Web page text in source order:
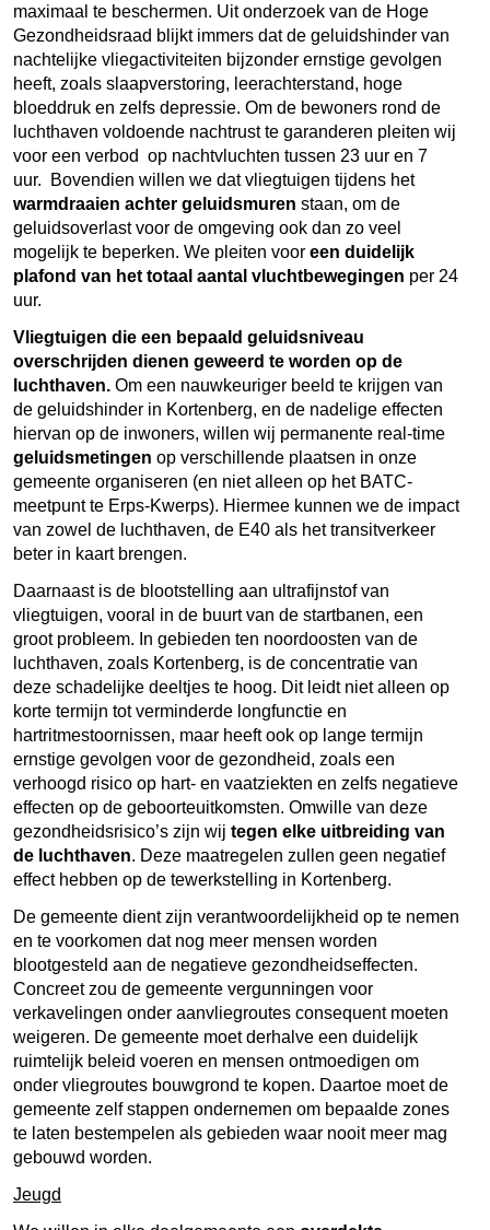
maximaal te beschermen. Uit onderzoek van de Hoge
Gezondheidsraad blijkt immers dat de geluidshinder van
nachtelijke vliegactiviteiten bijzonder ernstige gevolgen
heeft, zoals slaapverstoring, leerachterstand, hoge
bloeddruk en zelfs depressie. Om de bewoners rond de
luchthaven voldoende nachtrust te garanderen pleiten wij
voor een verbod op nachtvluchten tussen 23 uur en 7
uur. Bovendien willen we dat vliegtuigen tijdens het
warmdraaien achter geluidsmuren staan, om de
geluidsoverlast voor de omgeving ook dan zo veel
mogelijk te beperken. We pleiten voor een duidelijk
plafond van het totaal aantal vluchtbewegingen per 24
uur.
Vliegtuigen die een bepaald geluidsniveau
overschrijden dienen geweerd te worden op de
luchthaven. Om een nauwkeuriger beeld te krijgen van
de geluidshinder in Kortenberg, en de nadelige effecten
hiervan op de inwoners, willen wij permanente real-time
geluidsmetingen op verschillende plaatsen in onze
gemeente organiseren (en niet alleen op het BATC-
meetpunt te Erps-Kwerps). Hiermee kunnen we de impact
van zowel de luchthaven, de E40 als het transitverkeer
beter in kaart brengen.
Daarnaast is de blootstelling aan ultrafijnstof van
vliegtuigen, vooral in de buurt van de startbanen, een
groot probleem. In gebieden ten noordoosten van de
luchthaven, zoals Kortenberg, is de concentratie van
deze schadelijke deeltjes te hoog. Dit leidt niet alleen op
korte termijn tot verminderde longfunctie en
hartritmestoornissen, maar heeft ook op lange termijn
ernstige gevolgen voor de gezondheid, zoals een
verhoogd risico op hart- en vaatziekten en zelfs negatieve
effecten op de geboorteuitkomsten. Omwille van deze
gezondheidsrisico’s zijn wij tegen elke uitbreiding van
de luchthaven. Deze maatregelen zullen geen negatief
effect hebben op de tewerkstelling in Kortenberg.
De gemeente dient zijn verantwoordelijkheid op te nemen
en te voorkomen dat nog meer mensen worden
blootgesteld aan de negatieve gezondheidseffecten.
Concreet zou de gemeente vergunningen voor
verkavelingen onder aanvliegroutes consequent moeten
weigeren. De gemeente moet derhalve een duidelijk
ruimtelijk beleid voeren en mensen ontmoedigen om
onder vliegroutes bouwgrond te kopen. Daartoe moet de
gemeente zelf stappen ondernemen om bepaalde zones
te laten bestempelen als gebieden waar nooit meer mag
gebouwd worden.
Jeugd